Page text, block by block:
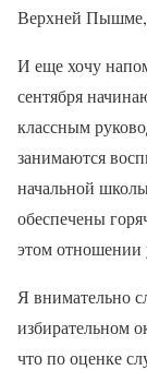
Верхней Пышме,
И еще хочу
сентября
классным
занимаются
начальной
обеспечены
этом отношении
Я внимательно
избирательном
что по оценке